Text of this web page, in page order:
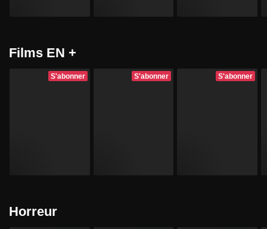
Films EN +
S'abonner S'abonner S'abonner
Horreur